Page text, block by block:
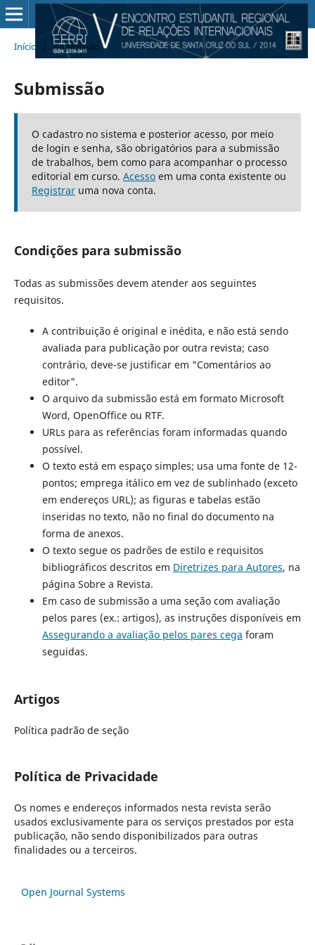
Início / Submissão
Submissão
O cadastro no sistema e posterior acesso, por meio
de login e senha, são obrigatórios para a submissão
de trabalhos, bem como para acompanhar o processo
editorial em curso. Acessoem uma conta existente ou
Registraruma nova conta.
Condições para submissão
Todas as submissões devem atender aos seguintes
requisitos.
A contribuição é original e inédita, e não está sendo
avaliada para publicação por outra revista; caso
contrário, deve-se justificar em "Comentários ao
editor".
O arquivo da submissão está em formato Microsoft
Word, OpenOffice ou RTF.
URLs para as referências foram informadas quando
possível.
O texto está em espaço simples; usa uma fonte de 12-
pontos; emprega itálico em vez de sublinhado (exceto
em endereços URL); as figuras e tabelas estão
inseridas no texto, não no final do documento na
forma de anexos.
O texto segue os padrões de estilo e requisitos
bibliográficos descritos em Diretrizes para Autores, na
página Sobre a Revista.
Em caso de submissão a uma seção com avaliação
pelos pares (ex.: artigos), as instruções disponíveis em
Assegurando a avaliação pelos pares cega foram
seguidas.
Artigos
Política padrão de seção
Política de Privacidade
Os nomes e endereços informados nesta revista serão
usados exclusivamente para os serviços prestados por esta
publicação, não sendo disponibilizados para outras
finalidades ou a terceiros.
Open Journal Systems